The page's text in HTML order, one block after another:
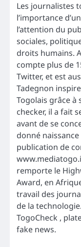
Les journalistes
l’importance
l’attention du
sociales,
droits humains.
compte plus de
Twitter, et est
Tadegnon
Togolais grâce
checker, il a fait
avant de se
donné
publication de
remporte le
Award, en
travail des
de la
TogoCheck ,
fake news.